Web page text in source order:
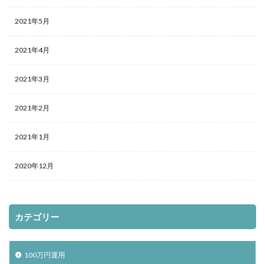
2021年5月
2021年4月
2021年3月
2021年2月
2021年1月
2020年12月
カテゴリー
100万円運用